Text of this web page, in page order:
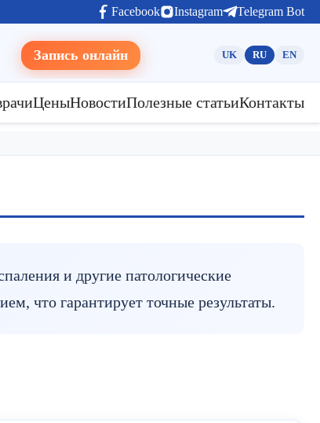
Facebook Instagram Telegram Bot
Запись онлайн UK RU EN
ЦеныНовостиПолезные статьиКонтакты
и другие патологические
что гарантирует точные результаты.